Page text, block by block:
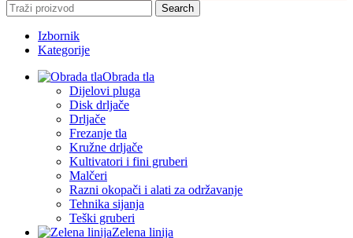
Search
Izbornik
Kategorije
Obrada tla
Dijelovi pluga
Disk drljače
Drljače
Frezanje tla
Kružne drljače
Kultivatori i fini gruberi
Malčeri
Razni okopači i alati za održavanje
Tehnika sijanja
Teški gruberi
Zelena linija